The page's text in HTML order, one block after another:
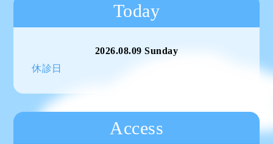
Today
2026.08.09 Sunday
休診日
Access